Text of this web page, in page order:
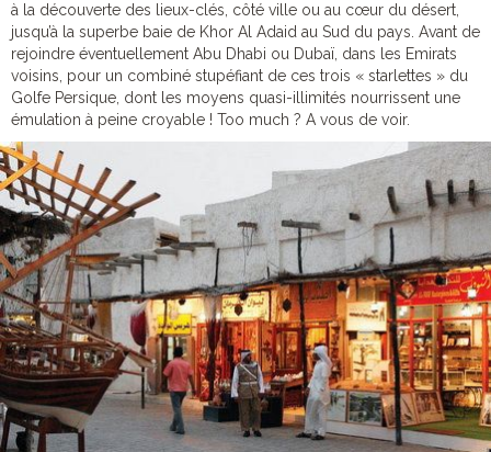
à la découverte des lieux-clés, côté ville ou au cœur du désert,
jusqu’à la superbe baie de Khor Al Adaid au Sud du pays. Avant de
rejoindre éventuellement Abu Dhabi ou Dubaï, dans les Emirats
voisins, pour un combiné stupéfiant de ces trois « starlettes » du
Golfe Persique, dont les moyens quasi-illimités nourrissent une
émulation à peine croyable ! Too much ? A vous de voir.